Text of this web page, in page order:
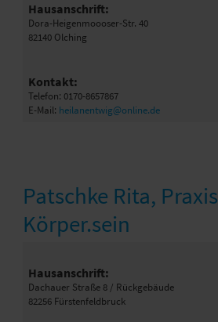
Hausanschrift:
Dora-Heigenmoooser-Str. 40
82140 Olching
Kontakt:
Telefon: 0170-8657867
E-Mail: heilanentwig@online.de
Patschke Rita, Praxis
Körper.sein
Hausanschrift:
Dachauer Straße 8 / Rückgebäude
82256 Fürstenfeldbruck